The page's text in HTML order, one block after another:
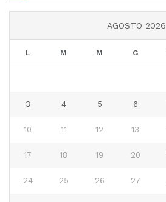
AGOSTO 2026
L M M G
3 4 5 6
10 11 12 13
17 18 19 20
24 25 26 27